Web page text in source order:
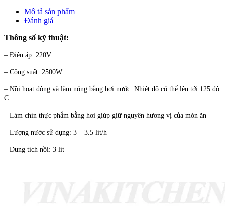
Mô tả sản phẩm
Đánh giá
Thông số kỹ thuật:
– Điện áp: 220V
– Công suất: 2500W
– Nồi hoạt động và làm nóng bằng hơi nước. Nhiệt độ có thể lên tới 125 độ
C
– Làm chín thực phẩm bằng hơi giúp giữ nguyên hương vị của món ăn
– Lượng nước sử dụng: 3 – 3.5 lít/h
– Dung tích nồi: 3 lít